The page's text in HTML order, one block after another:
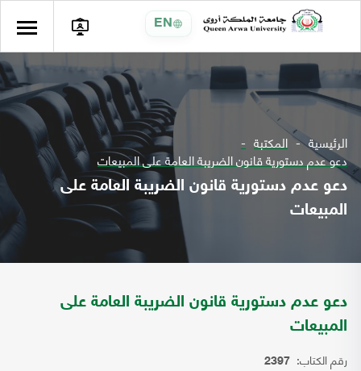
EN
الرئيسية المكتبة
دعو عدم دستورية قانون الضريبة العامة على المبيعات
دعو عدم دستورية قانون الضريبة العامة على
المبيعات
دعو عدم دستورية قانون الضريبة العامة على
المبيعات
رقم الكتاب: 2397